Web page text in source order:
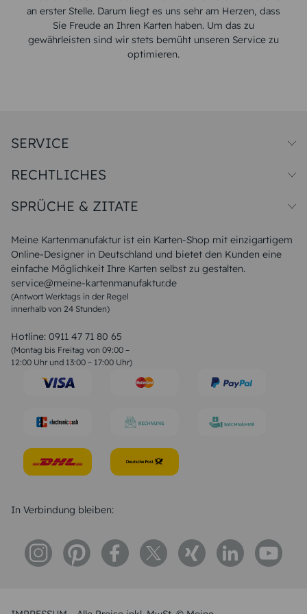
an erster Stelle. Darum liegt es uns sehr am Herzen, dass
Sie Freude an Ihren Karten haben. Um das zu
gewährleisten sind wir stets bemüht unseren Service zu
optimieren.
Meine Kartenmanufaktur ist ein Karten-Shop mit einzigartigem
Online-Designer in Deutschland und bietet den Kunden eine
einfache Möglichkeit Ihre Karten selbst zu gestalten.
service@meine-kartenmanufaktur.de
(Antwort Werktags in der Regel
innerhalb von 24 Stunden)
Hotline: 0911 47 71 80 65
(Montag bis Freitag von 09:00 –
12:00 Uhr und 13:00 – 17:00 Uhr)
SERVICE
Papiersorten
Unsere Produktion
Magazin
FAQ
RECHTLICHES
Widerrufsbelehrung
SPRÜCHE & ZITATE
Liebeskummer Sprüche
Sommer Sprüche
Muttertagssprüche
Sprüche zur Hochzeit
Sprüche zur Konfirmation & Kommunion
Weihnachtsgedichte
Liebessprüche
Geburtstagssprüche
Trauersprüche
Konfirmation Glückwünsche
In Verbindung bleiben: